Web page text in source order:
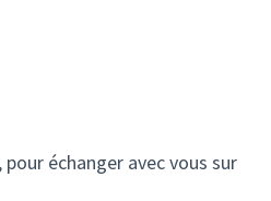
échanger avec vous sur